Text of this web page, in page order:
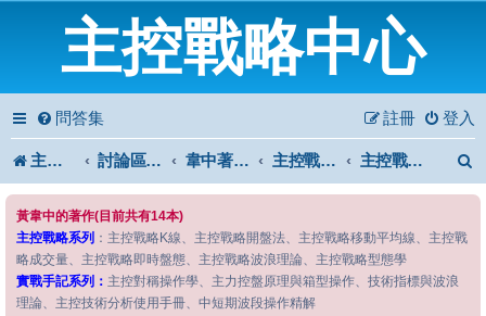
主控戰略中心
問答集 登入
註冊
主控戰略中心 討論區首頁 韋中著作問答區 主控戰略系列 主控戰略型態學
黃韋中的著作(目前共有14本)
主控戰略系列 ：主控戰略K線、主控戰略開盤法、主控戰略移動平均線、主控戰
略成交量、主控戰略即時盤態、主控戰略波浪理論、主控戰略型態學
實戰手記系列： 主控對稱操作學、主力控盤原理與箱型操作、技術指標與波浪
理論、主控技術分析使用手冊、中短期波段操作精解